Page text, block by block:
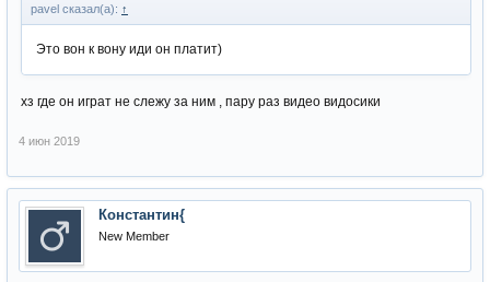
pavel сказал(а): ↑
Это вон к вону иди он платит)
хз где он играт не слежу за ним , пару раз видео видосики
4 июн 2019
Константин{
New Member